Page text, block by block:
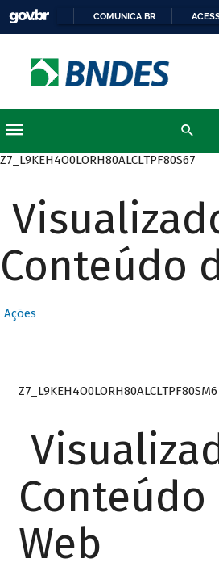
COMUNICA BR
Z7_L9KEH4O0LORH80ALCLTPF80S67
Conteúdo
Ações
Z7_L9KEH4O0LORH80ALCLTPF80SM6
Conteúdo
Web